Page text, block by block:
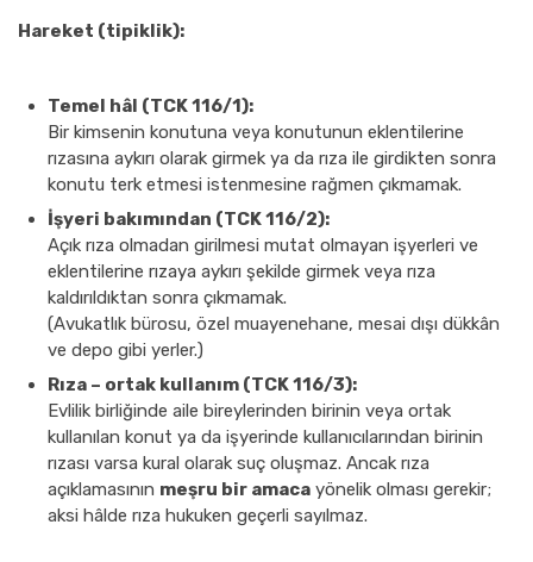
Hareket (tipiklik):
Temel hâl (TCK 116/1):
Bir kimsenin konutuna veya konutunun eklentilerine
rızasına aykırı olarak girmek ya da rıza ile girdikten sonra
konutu terk etmesi istenmesine rağmen çıkmamak.
İşyeri bakımından (TCK 116/2):
Açık rıza olmadan girilmesi mutat olmayan işyerleri ve
eklentilerine rızaya aykırı şekilde girmek veya rıza
kaldırıldıktan sonra çıkmamak.
(Avukatlık bürosu, özel muayenehane, mesai dışı dükkân
ve depo gibi yerler.)
Rıza – ortak kullanım (TCK 116/3):
Evlilik birliğinde aile bireylerinden birinin veya ortak
kullanılan konut ya da işyerinde kullanıcılarından birinin
rızası varsa kural olarak suç oluşmaz. Ancak rıza
açıklamasının meşru bir amaca yönelik olması gerekir;
aksi hâlde rıza hukuken geçerli sayılmaz.